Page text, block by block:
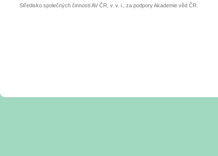
Středisko společných činností AV ČR, v. v. i., za podpory Akademie věd ČR.